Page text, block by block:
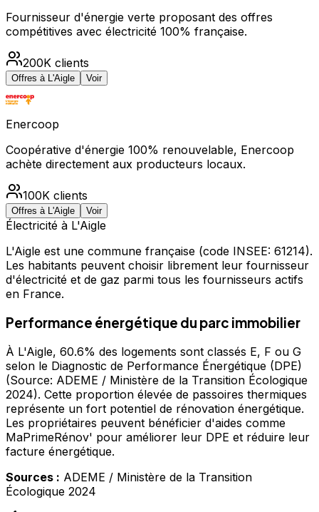
Fournisseur d'énergie verte proposant des offres
compétitives avec électricité 100% française.
200K clients
Offres à L'Aigle Voir
Enercoop
Coopérative d'énergie 100% renouvelable, Enercoop
achète directement aux producteurs locaux.
100K clients
Offres à L'Aigle Voir
Électricité à L'Aigle
L'Aigle est une commune française (code INSEE: 61214).
Les habitants peuvent choisir librement leur fournisseur
d'électricité et de gaz parmi tous les fournisseurs actifs
en France.
Performance énergétique du parc immobilier
À L'Aigle, 60.6% des logements sont classés E, F ou G
selon le Diagnostic de Performance Énergétique (DPE)
(Source: ADEME / Ministère de la Transition Écologique
2024). Cette proportion élevée de passoires thermiques
représente un fort potentiel de rénovation énergétique.
Les propriétaires peuvent bénéficier d'aides comme
MaPrimeRénov' pour améliorer leur DPE et réduire leur
facture énergétique.
Sources : ADEME / Ministère de la Transition
Écologique 2024